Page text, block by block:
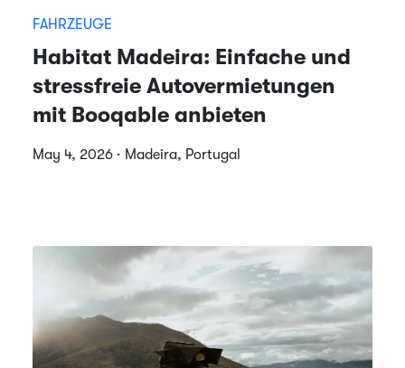
FAHRZEUGE
Habitat Madeira: Einfache und
stressfreie Autovermietungen
mit Booqable anbieten
May 4, 2026 · Madeira, Portugal